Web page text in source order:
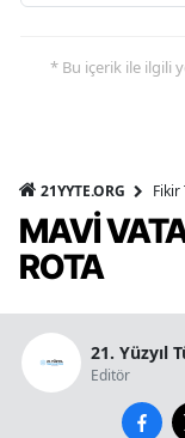
* Bu içerik ile ilgili
21YYTE.ORG Fikir
MAVİ
ROTA
21. Yüzyıl
Editör